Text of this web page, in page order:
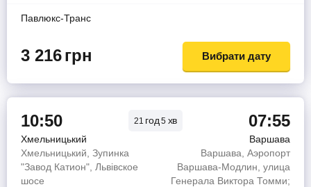
Павлюкс-Транс
3 216грн Вибрати дату
10:50 21 год5 хв 07:55
Хмельницький
Варшава
Хмельницький, Зупинка
"Завод Катион", Львівское
шосе
Варшава, Аэропорт
Варшава-Модлин, улица
Генерала Виктора Томми;